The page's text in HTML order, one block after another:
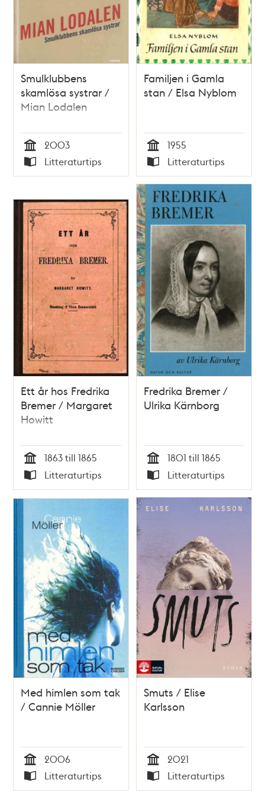
Smulklubbens
skamlösa systrar /
Mian Lodalen
Tid
2003
Typ
Litteraturtips
Familjen i Gamla
stan / Elsa Nyblom
Tid
1955
Typ
Litteraturtips
Ett år hos Fredrika
Bremer / Margaret
Howitt
Tid
1863 till 1865
Typ
Litteraturtips
Fredrika Bremer /
Ulrika Kärnborg
Tid
1801 till 1865
Typ
Litteraturtips
Med himlen som tak
/ Cannie Möller
Tid
2006
Typ
Litteraturtips
Smuts / Elise
Karlsson
Tid
2021
Typ
Litteraturtips